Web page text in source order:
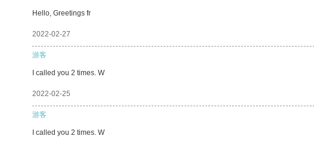
Hello, Greetings fr
2022-02-27
游客
I called you 2 times. W
2022-02-25
游客
I called you 2 times. W